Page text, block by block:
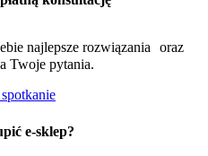
najlepsze rozwiązania oraz
Twoje pytania.
e-sklep?